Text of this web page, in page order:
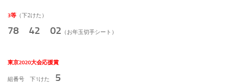
3等 （下2けた）
78 42 02 （お年玉切手シート）
東京2020大会応援賞
組番号 下1けた 5